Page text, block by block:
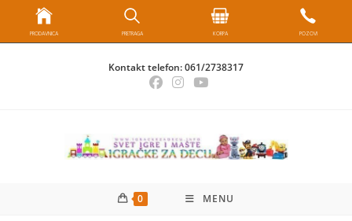
Kontakt telefon:061/2738317
0 MENU
PRODAVNICA PRETRAGA KORPA POZOVI